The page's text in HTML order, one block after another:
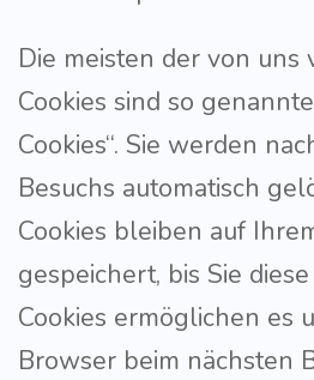
Die meisten der von uns
Cookies sind so
Cookies“. Sie werden
Besuchs automatisch
Cookies bleiben auf
gespeichert, bis Sie
Cookies ermöglichen es
Browser beim nächsten